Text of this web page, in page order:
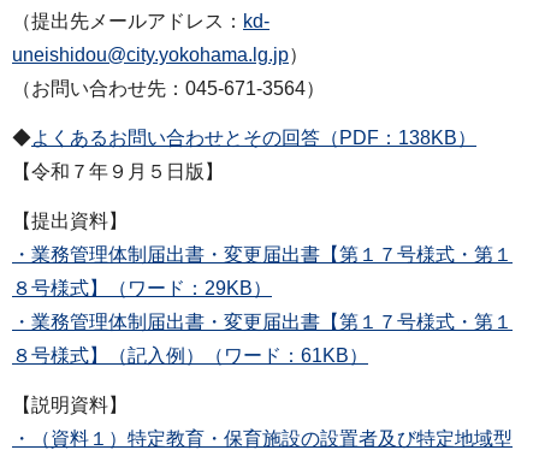
（提出先メールアドレス： kd-
uneishidou@city.yokohama.lg.jp）
（お問い合わせ先：045-671-3564）
◆よくあるお問い合わせとその回答（PDF：138KB）
【令和７年９月５日版】
【提出資料】
・業務管理体制届出書・変更届出書【第１７号様式・第１
８号様式】（ワード：29KB）
・業務管理体制届出書・変更届出書【第１７号様式・第１
８号様式】（記入例）（ワード：61KB）
【説明資料】
・（資料１）特定教育・保育施設の設置者及び特定地域型